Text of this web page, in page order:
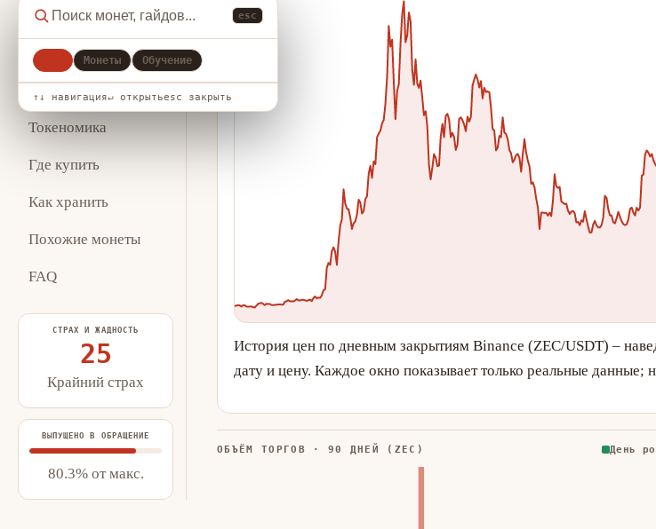
esc
Монеты Обучение
↑↓ навигация↵ открытьesc закрыть
Ключевая
статистика
Токеномика
Где купить
Как хранить
Похожие монеты
FAQ
СТРАХ И ЖАДНОСТЬ
25
Крайний страх
ВЫПУЩЕНО В ОБРАЩЕНИЕ
80.3% от макс.
История цен по дневным закрытиям Binance (ZEC/USDT) –
дату и цену. Каждое окно показывает только реальные данные;
ОБЪЁМ ТОРГОВ · 90 ДНЕЙ (ZEC) День